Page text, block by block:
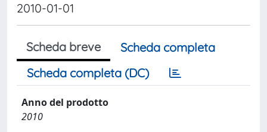
2010-01-01
Scheda breve
Scheda completa
Scheda completa (DC)
Anno del prodotto
2010